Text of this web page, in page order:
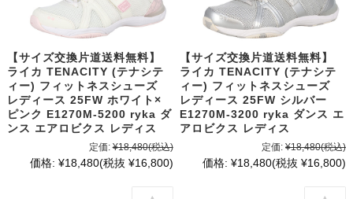
【サイズ交換片道送料無料】
ライカ TENACITY (テナシテ
ィー) フィットネスシューズ
レディース 25FW ホワイト×
ピンク E1270M-5200 ryka ダ
ンス エアロビクス レディス
定価: ¥18,480(税込)
価格: ¥18,480(税抜 ¥16,800)
【サイズ交換片道送料無料】
ライカ TENACITY (テナシテ
ィー) フィットネスシューズ
レディース 25FW シルバー
E1270M-3200 ryka ダンス エ
アロビクス レディス
定価: ¥18,480(税込)
価格: ¥18,480(税抜 ¥16,800)